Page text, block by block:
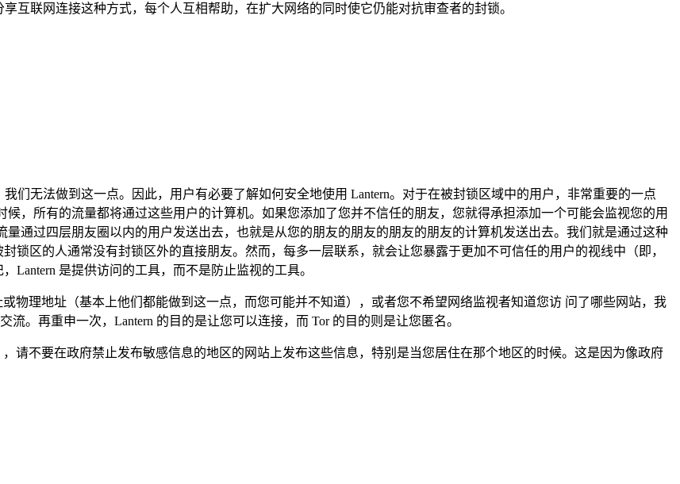
互联网连接这种方式，每个人互相帮助，在扩大网络的同时使它仍能对抗审查者的封锁。
们无法做到这一点。因此，用户有必要了解如何安全地使用 Lantern。对于在被封锁区域中的用户，非常重要的一点
，所有的流量都将通过这些用户的计算机。如果您添加了您并不信任的朋友，您就得承担添加一个可能会监视您的用
量通过四层朋友圈以内的用户发送出去，也就是从您的朋友的朋友的朋友的朋友的计算机发送出去。我们就是通过这种
锁区的人通常没有封锁区外的直接朋友。然而，每多一层联系，就会让您暴露于更加不可信任的用户的视线中（即，
Lantern 是提供访问的工具，而不是防止监视的工具。
物理地址（基本上他们都能做到这一点，而您可能并不知道），或者您不希望网络监视者知道您访 问了哪些网站，我
。再重申一次，Lantern 的目的是让您可以连接，而 Tor 的目的则是让您匿名。
请不要在政府禁止发布敏感信息的地区的网站上发布这些信息，特别是当您居住在那个地区的时候。这是因为像政府